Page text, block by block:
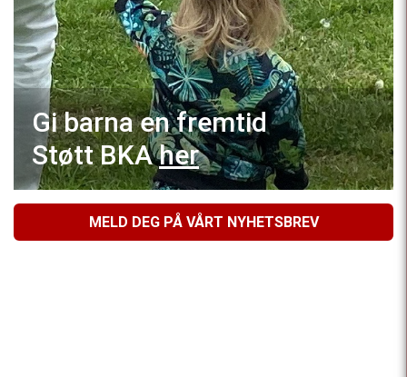
Gi barna en fremtid
Støtt BKAher
MELD DEG PÅ VÅRT NYHETSBREV